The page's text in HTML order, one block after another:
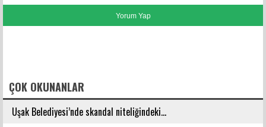
ÇOK OKUNANLAR
Uşak Belediyesi’nde skandal niteliğindeki...